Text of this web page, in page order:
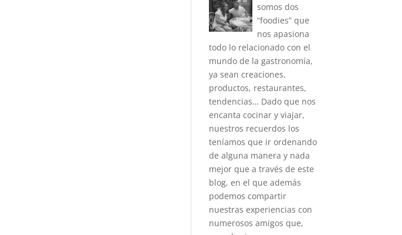
somos dos
“foodies” que
nos apasiona
todo lo relacionado con el
mundo de la gastronomía,
ya sean creaciones,
productos, restaurantes,
tendencias… Dado que nos
encanta cocinar y viajar,
nuestros recuerdos los
teníamos que ir ordenando
de alguna manera y nada
mejor que a través de este
blog, en el que además
podemos compartir
nuestras experiencias con
numerosos amigos que,